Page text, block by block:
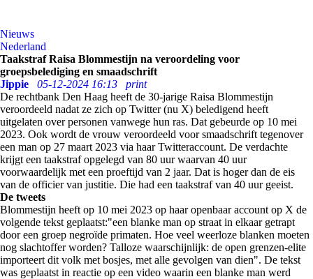
Nieuws
Nederland
Taakstraf Raisa Blommestijn na veroordeling voor
groepsbelediging en smaadschrift
Jippie
05-12-2024 16:13
print
De rechtbank Den Haag heeft de 30-jarige Raisa Blommestijn
veroordeeld nadat ze zich op Twitter (nu X) beledigend heeft
uitgelaten over personen vanwege hun ras. Dat gebeurde op 10 mei
2023. Ook wordt de vrouw veroordeeld voor smaadschrift tegenover
een man op 27 maart 2023 via haar Twitteraccount. De verdachte
krijgt een taakstraf opgelegd van 80 uur waarvan 40 uur
voorwaardelijk met een proeftijd van 2 jaar. Dat is hoger dan de eis
van de officier van justitie. Die had een taakstraf van 40 uur geeist.
De tweets
Blommestijn heeft op 10 mei 2023 op haar openbaar account op X de
volgende tekst geplaatst:"een blanke man op straat in elkaar getrapt
door een groep negroïde primaten. Hoe veel weerloze blanken moeten
nog slachtoffer worden? Talloze waarschijnlijk: de open grenzen-elite
importeert dit volk met bosjes, met alle gevolgen van dien". De tekst
was geplaatst in reactie op een video waarin een blanke man werd